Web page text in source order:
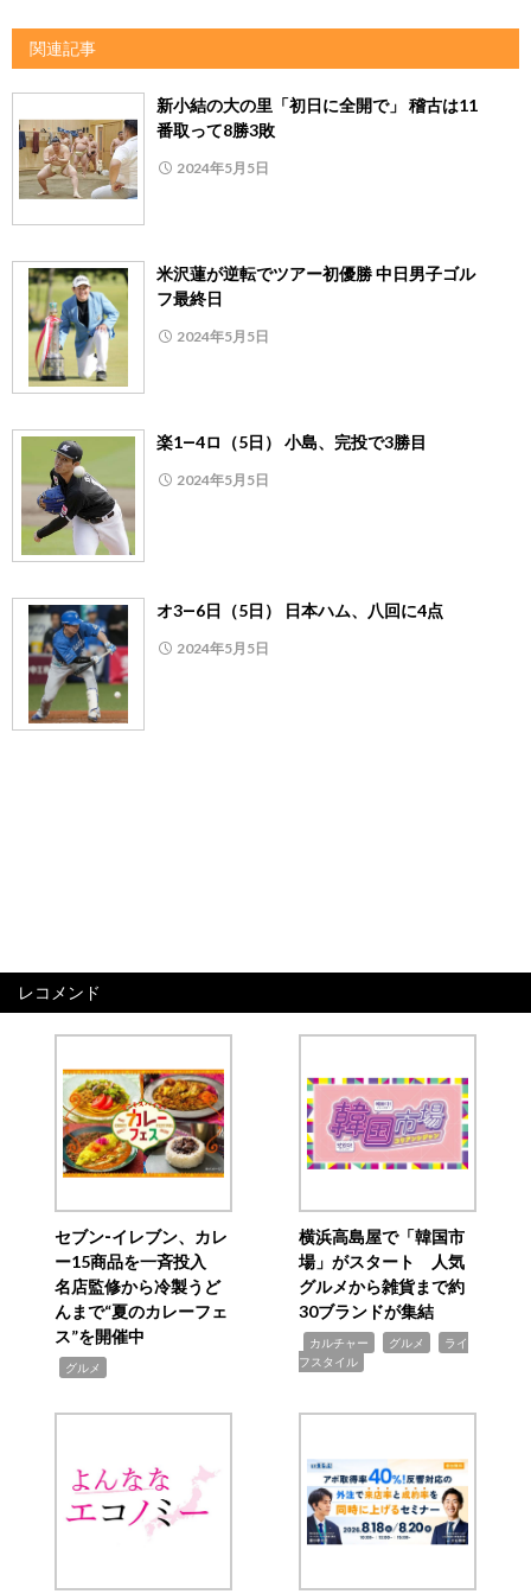
関連記事
新小結の大の里「初日に全開で」 稽古は11
番取って8勝3敗
2024年5月5日
米沢蓮が逆転でツアー初優勝 中日男子ゴル
フ最終日
2024年5月5日
楽1―4ロ（5日） 小島、完投で3勝目
2024年5月5日
オ3―6日（5日） 日本ハム、八回に4点
2024年5月5日
レコメンド
セブン‐イレブン、カレ
ー15商品を一斉投入
名店監修から冷製うど
んまで“夏のカレーフェ
ス”を開催中
グルメ
横浜高島屋で「韓国市
場」がスタート 人気
グルメから雑貨まで約
30ブランドが集結
カルチャー グルメ
ライ
フスタイル